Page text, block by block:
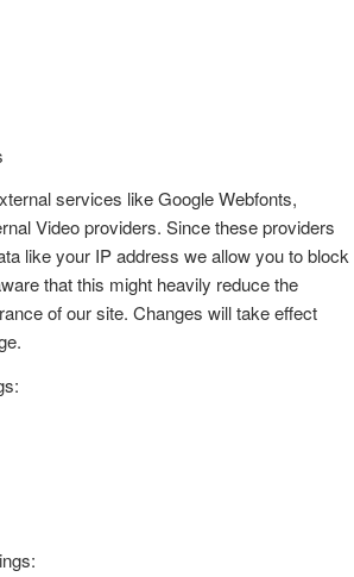
services like Google Webfonts,
Video providers. Since these providers
like your IP address we allow you to block
that this might heavily reduce the
of our site. Changes will take effect